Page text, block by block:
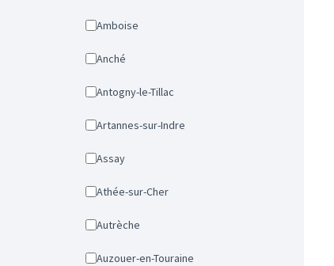
Amboise
Anché
Antogny-le-Tillac
Artannes-sur-Indre
Assay
Athée-sur-Cher
Autrèche
Auzouer-en-Touraine